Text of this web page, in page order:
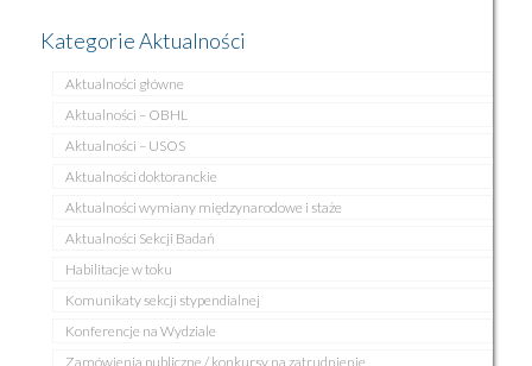
Kategorie Aktualności
Aktualności główne
Aktualności – OBHL
Aktualności – USOS
Aktualności doktoranckie
Aktualności wymiany międzynarodowe i staże
Aktualności Sekcji Badań
Habilitacje w toku
Komunikaty sekcji stypendialnej
Konferencje na Wydziale
Zamówienia publiczne / konkursy na zatrudnienie